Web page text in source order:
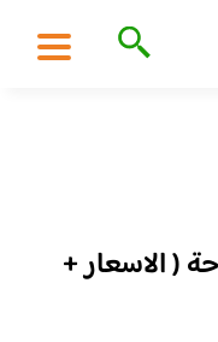
( الاسعار +